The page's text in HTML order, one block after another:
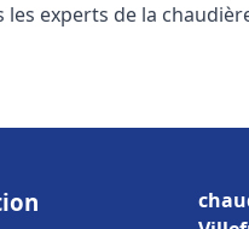
les experts de la